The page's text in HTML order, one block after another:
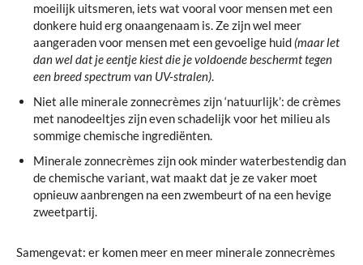
moeilijk uitsmeren, iets wat vooral voor mensen met een
donkere huid erg onaangenaam is. Ze zijn wel meer
aangeraden voor mensen met een gevoelige huid (maar let
dan wel dat je eentje kiest die je voldoende beschermt tegen
een breed spectrum van UV-stralen).
Niet alle minerale zonnecrèmes zijn ‘natuurlijk’: de crèmes
met nanodeeltjes zijn even schadelijk voor het milieu als
sommige chemische ingrediënten.
Minerale zonnecrèmes zijn ook minder waterbestendig dan
de chemische variant, wat maakt dat je ze vaker moet
opnieuw aanbrengen na een zwembeurt of na een hevige
zweetpartij.
Samengevat: er komen meer en meer minerale zonnecrèmes